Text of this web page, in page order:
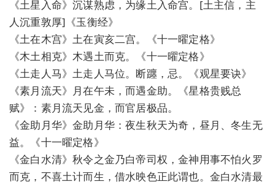
《土星入命》沉谋熟虑，为缘土入命宫。[土主信，主
人沉重敦厚]《玉衡经》
《土在木宫》土在寅亥二宫。《十一曜定格》
《木土相克》木遇土而克。《十一曜定格》
《土走人马》土走人马位。断躔，忌。《观星要诀》
《素月流天》月在午未，而遇金助。《星格贵贱总
赋》：素月流天见金，而官居极品。
《金助月华》金助月华：夜生秋天为奇，昼月、冬生无
益。《十一曜定格》
《金白水清》秋令之金乃白帝司权，金神用事不怕火罗
而克，不喜土计而生，借水映色正此谓也。金白水清最